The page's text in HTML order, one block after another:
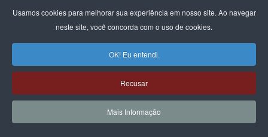
Usamos cookies para melhorar sua experiência em nosso site. Ao navegar
neste site, você concorda com o uso de cookies.
OK! Eu entendi.
Recusar
Mais Informação
CLIQUE E LEIA:
Por que os homens continuam a